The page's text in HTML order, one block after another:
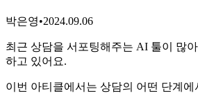
박은영•2024.09.06
최근 상담을 서포팅해주는 AI 툴이 많
하고 있어요.
이번 아티클에서는 상담의 어떤 단계